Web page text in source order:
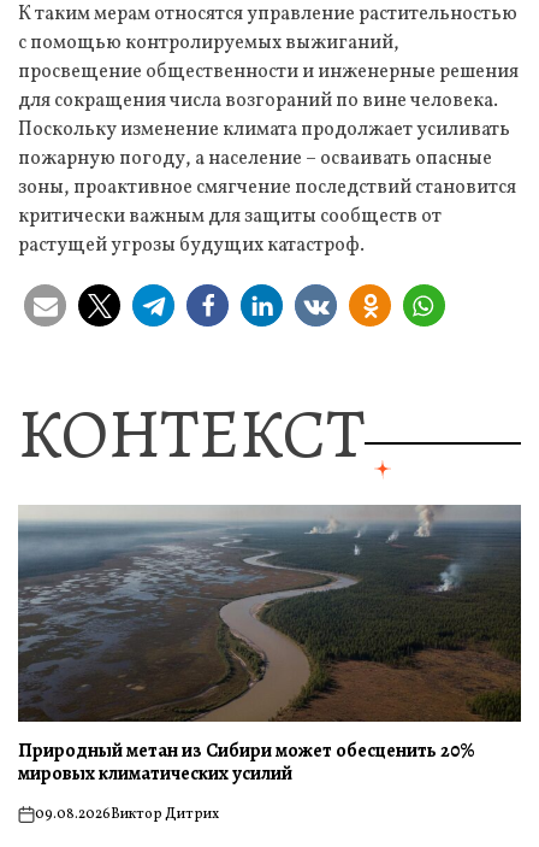
К таким мерам относятся управление растительностью
с помощью контролируемых выжиганий,
просвещение общественности и инженерные решения
для сокращения числа возгораний по вине человека.
Поскольку изменение климата продолжает усиливать
пожарную погоду, а население – осваивать опасные
зоны, проактивное смягчение последствий становится
критически важным для защиты сообществ от
растущей угрозы будущих катастроф.
КОНТЕКСТ
Природный метан из Сибири может обесценить 20%
мировых климатических усилий
on09.08.2026Виктор Дитрих